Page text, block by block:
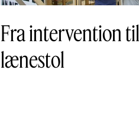
Fra intervention til
lænestol